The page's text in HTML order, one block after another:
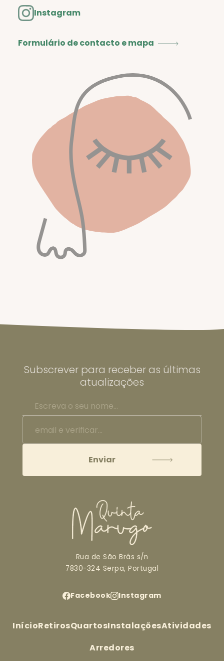
Instagram
Formulário de contacto e mapa
Subscrever para receber as últimas
atualizações
Rua de São Brás s/n
7830-324 Serpa, Portugal
Facebook Instagram
InícioRetirosQuartosInstalaçõesAtividades
Arredores